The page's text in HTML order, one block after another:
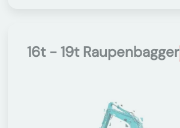
16t - 19t Raupenbagger